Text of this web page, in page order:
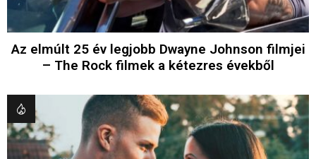
Az elmúlt 25 év legjobb Dwayne Johnson filmjei
– The Rock filmek a kétezres évekből